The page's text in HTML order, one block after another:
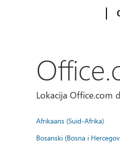
Lokacija Office.com
Afrikaans (Suid-Afrika)
Bosanski (Bosna i